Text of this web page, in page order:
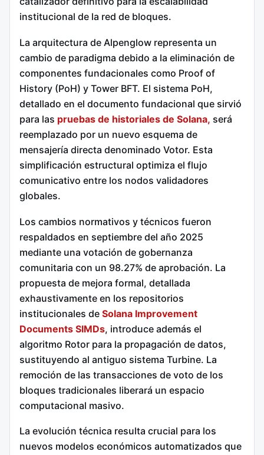
institucional de la red de bloques.
La arquitectura de Alpenglow representa un
cambio de paradigma debido a la eliminación de
componentes fundacionales como Proof of
History (PoH) y Tower BFT. El sistema PoH,
detallado en el documento fundacional que sirvió
para las pruebas de historiales de Solana, será
reemplazado por un nuevo esquema de
mensajería directa denominado Votor. Esta
simplificación estructural optimiza el flujo
comunicativo entre los nodos validadores
globales.
Los cambios normativos y técnicos fueron
respaldados en septiembre del año 2025
mediante una votación de gobernanza
comunitaria con un 98.27% de aprobación. La
propuesta de mejora formal, detallada
exhaustivamente en los repositorios
institucionales de Solana Improvement
Documents SIMDs, introduce además el
algoritmo Rotor para la propagación de datos,
sustituyendo al antiguo sistema Turbine. La
remoción de las transacciones de voto de los
bloques tradicionales liberará un espacio
computacional masivo.
La evolución técnica resulta crucial para los
nuevos modelos económicos automatizados que